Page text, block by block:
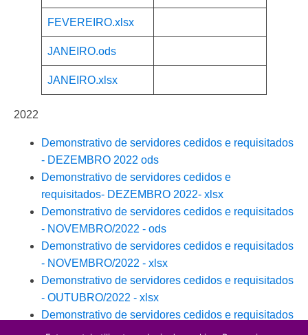
FEVEREIRO.xlsx
JANEIRO.ods
JANEIRO.xlsx
2022
Demonstrativo de servidores cedidos e requisitados
- DEZEMBRO 2022 ods
Demonstrativo de servidores cedidos e
requisitados- DEZEMBRO 2022- xlsx
Demonstrativo de servidores cedidos e requisitados
- NOVEMBRO/2022 - ods
Demonstrativo de servidores cedidos e requisitados
- NOVEMBRO/2022 - xlsx
Demonstrativo de servidores cedidos e requisitados
- OUTUBRO/2022 - xlsx
Demonstrativo de servidores cedidos e requisitados
- OUTUBRO/2022 - ODS